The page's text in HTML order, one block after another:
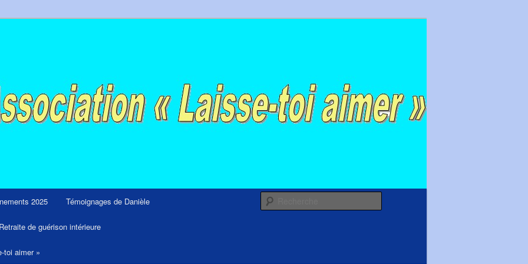
2025 Témoignages de Danièle
Retraite de guérison intérieure
toi aimer »